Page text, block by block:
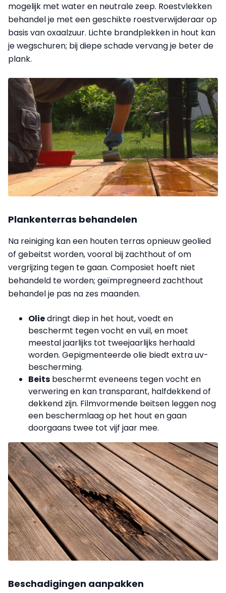
mogelijk met water en neutrale zeep. Roestvlekken
behandel je met een geschikte roestverwijderaar op
basis van oxaalzuur. Lichte brandplekken in hout kan
je wegschuren; bij diepe schade vervang je beter de
plank.
Plankenterras behandelen
Na reiniging kan een houten terras opnieuw geolied
of gebeitst worden, vooral bij zachthout of om
vergrijzing tegen te gaan. Composiet hoeft niet
behandeld te worden; geïmpregneerd zachthout
behandel je pas na zes maanden.
Oliedringt diep in het hout, voedt en
beschermt tegen vocht en vuil, en moet
meestal jaarlijks tot tweejaarlijks herhaald
worden. Gepigmenteerde olie biedt extra uv-
bescherming.
Beits beschermt eveneens tegen vocht en
verwering en kan transparant, halfdekkend of
dekkend zijn. Filmvormende beitsen leggen nog
een beschermlaag op het hout en gaan
doorgaans twee tot vijf jaar mee.
Beschadigingen aanpakken